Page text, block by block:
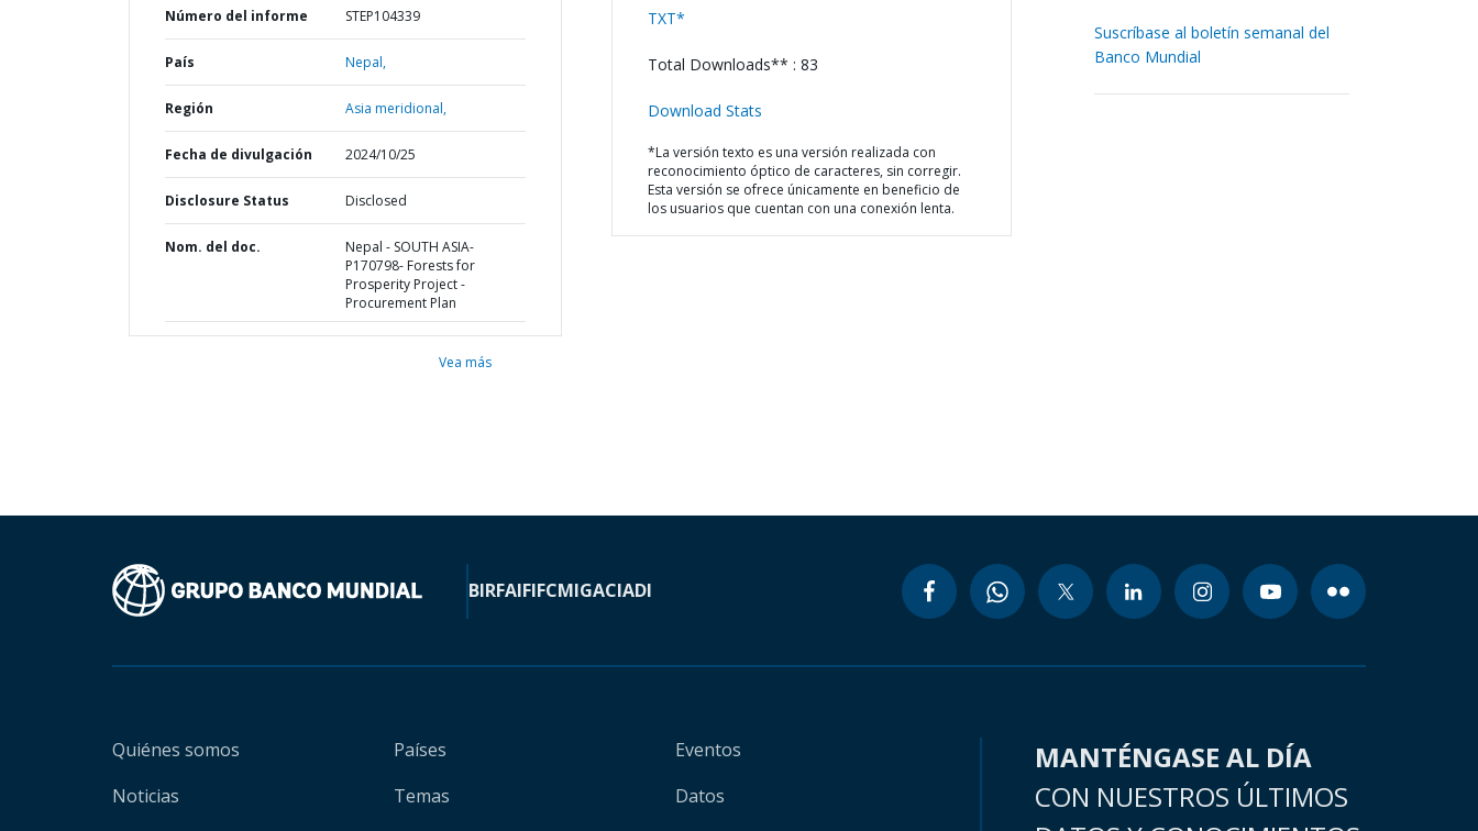
Número del informe STEP104339
País Nepal,
Región Asia meridional,
Fecha de divulgación 2024/10/25
Disclosure Status Disclosed
Nom. del doc.
Nepal - SOUTH ASIA-
P170798- Forests for
Prosperity Project -
Procurement Plan
Vea más
TXT*
Total Downloads** : 83
Download Stats
*La versión texto es una versión realizada con
reconocimiento óptico de caracteres, sin corregir.
Esta versión se ofrece únicamente en beneficio de
los usuarios que cuentan con una conexión lenta.
Suscríbase al boletín semanal del
Banco Mundial
BIRFAIFIFCMIGACIADI
Quiénes somos
Noticias
Países
Temas
Eventos
Datos
MANTÉNGASE AL DÍA
CON NUESTROS ÚLTIMOS